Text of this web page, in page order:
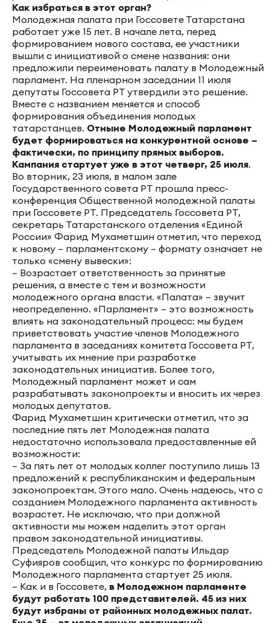
Как избраться в этот орган?
Молодежная палата при Госсовете Татарстана
работает уже 15 лет. В начале лета, перед
формированием нового состава, ее участники
вышли с инициативой о смене названия: они
предложили переименовать палату в Молодежный
парламент. На пленарном заседании 11 июля
депутаты Госсовета РТ утвердили это решение.
Вместе с названием меняется и способ
формирования объединения молодых
татарстанцев. Отныне Молодежный парламент
будет формироваться на конкурентной основе –
фактически, по принципу прямых выборов.
Кампания стартует уже в этот четверг, 25 июля.
Во вторник, 23 июля, в малом зале
Государственного совета РТ прошла пресс-
конференция Общественной молодежной палаты
при Госсовете РТ. Председатель Госсовета РТ,
секретарь Татарстанского отделения «Единой
России» Фарид Мухаметшин отметил, что переход
к новому – парламентскому – формату означает не
только «смену вывески»:
– Возрастает ответственность за принятые
решения, а вместе с тем и возможности
молодежного органа власти. «Палата» – звучит
неопределенно. «Парламент» – это возможность
влиять на законодательный процесс: мы будем
приветствовать участие членов Молодежного
парламента в заседаниях комитета Госсовета РТ,
учитывать их мнение при разработке
законодательных инициатив. Более того,
Молодежный парламент может и сам
разрабатывать законопроекты и вносить их через
молодых депутатов.
Фарид Мухаметшин критически отметил, что за
последние пять лет Молодежная палата
недостаточно использовала предоставленные ей
возможности:
– За пять лет от молодых коллег поступило лишь 13
предложений к республиканским и федеральным
законопроектам. Этого мало. Очень надеюсь, что с
созданием Молодежного парламента активность
возрастет. Не исключаю, что при должной
активности мы можем наделить этот орган
правом законодательной инициативы.
Председатель Молодежной палаты Ильдар
Суфияров сообщил, что конкурс по формированию
Молодежного парламента стартует 25 июля.
– Как и в Госсовете, в Молодежном парламенте
будут работать 100 представителей. 45 из них
будут избраны от районных молодежных палат.